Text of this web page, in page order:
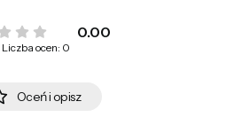
0.00
Liczba ocen: 0
Oceń i opisz